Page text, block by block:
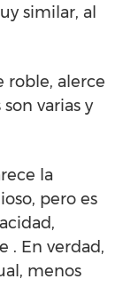
similar, al
roble, alerce
varias y
la
pero es
. En verdad,
menos